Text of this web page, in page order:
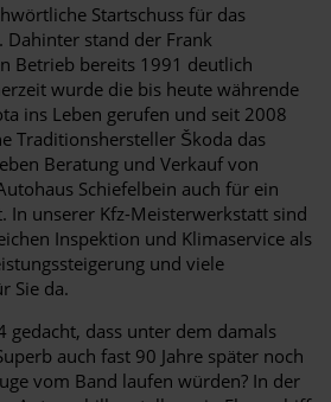
Startschuss für das
Dahinter stand der Frank
Betrieb bereits 1991 deutlich
wurde die bis heute währende
ins Leben gerufen und seit 2008
Traditionshersteller Škoda das
Beratung und Verkauf von
Schiefelbein auch für ein
In unserer Kfz-Meisterwerkstatt sind
Inspektion und Klimaservice als
und viele
Sie da.
gedacht, dass unter dem damals
auch fast 90 Jahre später noch
vom Band laufen würden? In der